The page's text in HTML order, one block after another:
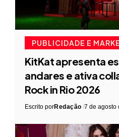
PUBLICIDADE E
KitKat apresenta
andares e ativa
Rock in Rio 2026
Escrito porRedação 7 de agosto